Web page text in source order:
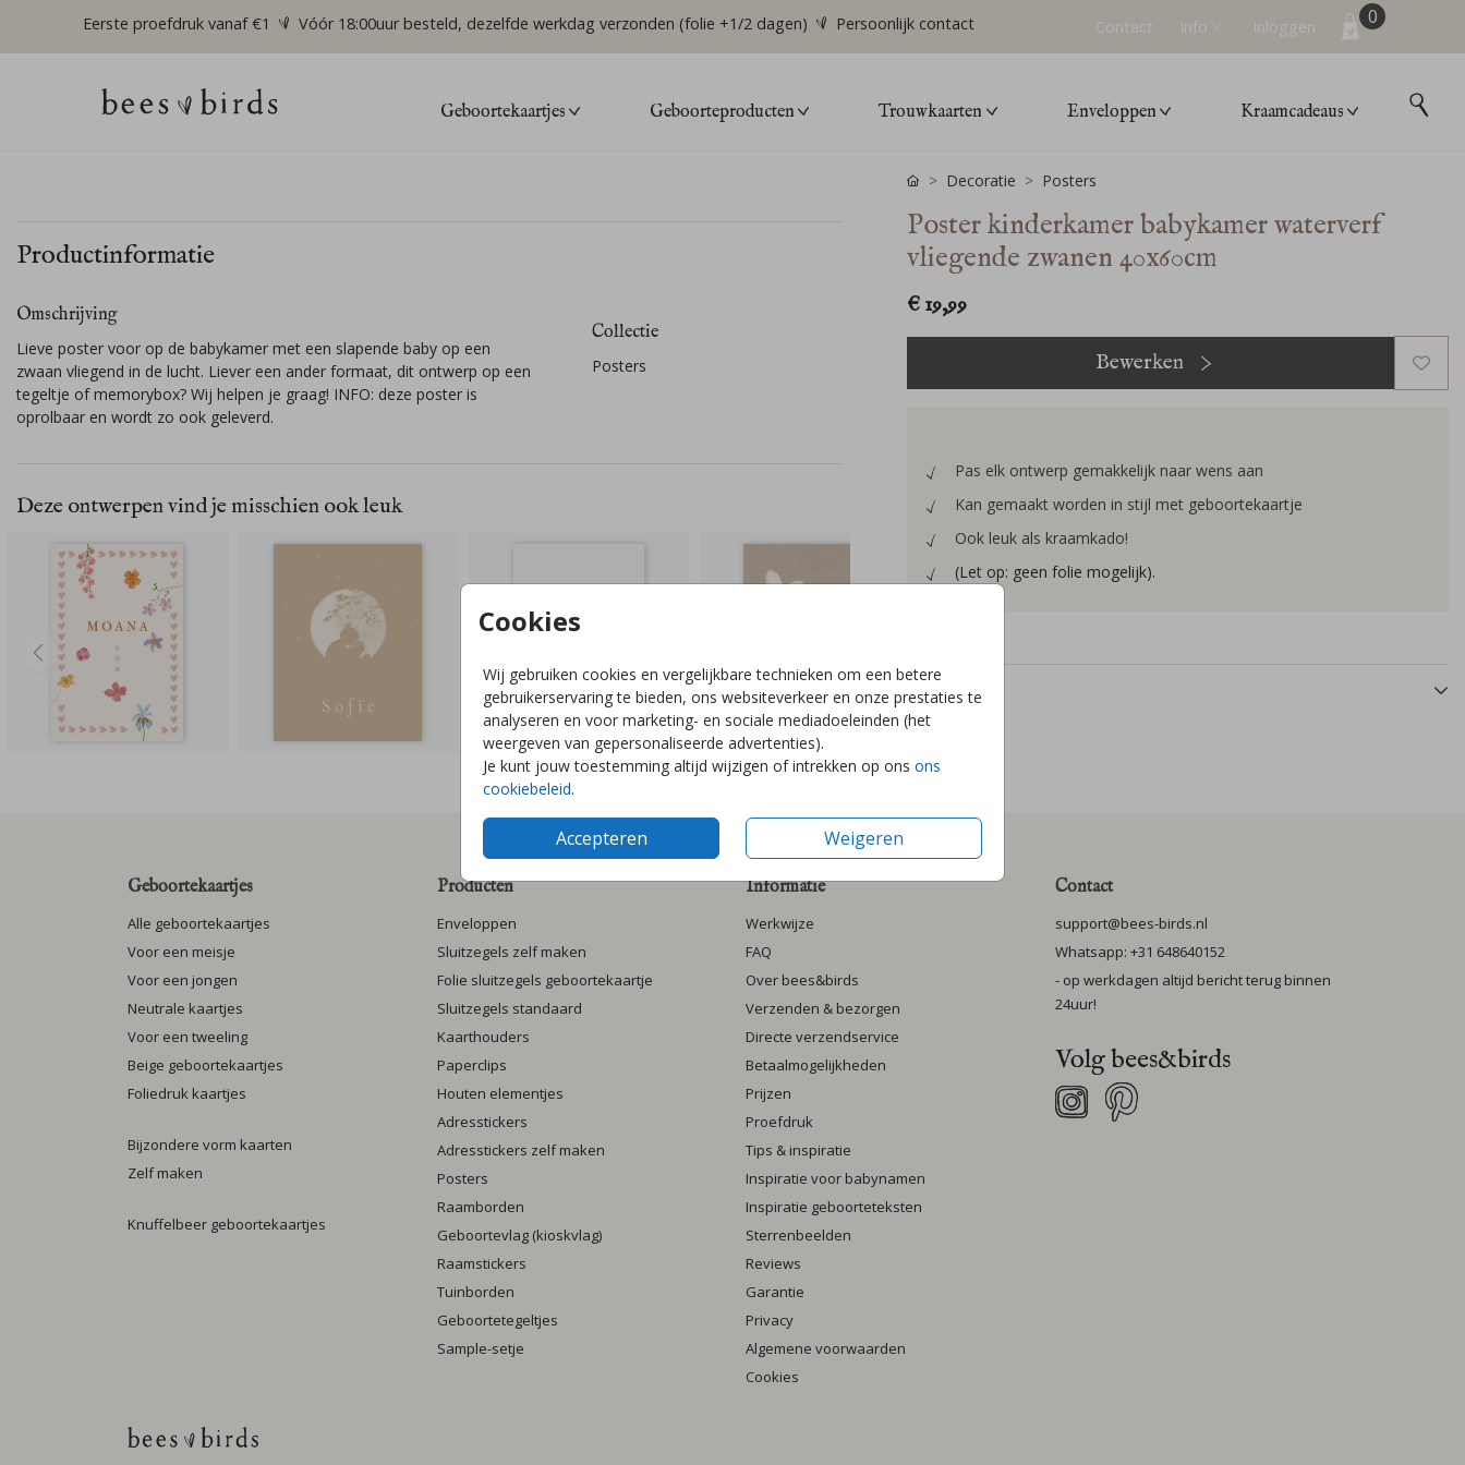
Eerste proefdruk vanaf €1 Vóór 18:00uur besteld, dezelfde werkdag verzonden (folie +1/2 dagen) Persoonlijk contact Contact Info Inloggen 0
Geboortekaartjes Geboorteproducten Trouwkaarten Enveloppen Kraamcadeaus
Cookies
Wij gebruiken cookies en vergelijkbare technieken om een betere
gebruikerservaring te bieden, ons websiteverkeer en onze prestaties te
analyseren en voor marketing- en sociale mediadoeleinden (het
weergeven van gepersonaliseerde advertenties).
Je kunt jouw toestemming altijd wijzigen of intrekken op ons ons
cookiebeleid.
Accepteren Weigeren
Productinformatie
Omschrijving
Lieve poster voor op de babykamer met een slapende baby op een
zwaan vliegend in de lucht. Liever een ander formaat, dit ontwerp op een
tegeltje of memorybox? Wij helpen je graag! INFO: deze poster is
oprolbaar en wordt zo ook geleverd.
Collectie
Posters
Deze ontwerpen vind je misschien ook leuk
Decoratie Posters
Poster kinderkamer babykamer waterverf
vliegende zwanen 40x60cm
€ 19,99
Bewerken
Pas elk ontwerp gemakkelijk naar wens aan
Kan gemaakt worden in stijl met geboortekaartje
Ook leuk als kraamkado!
(Let op: geen folie mogelijk).
Prijzen
Geboortekaartjes
Alle geboortekaartjes
Voor een meisje
Voor een jongen
Neutrale kaartjes
Voor een tweeling
Beige geboortekaartjes
Foliedruk kaartjes
Bijzondere vorm kaarten
Zelf maken
Knuffelbeer geboortekaartjes
Producten
Enveloppen
Sluitzegels zelf maken
Folie sluitzegels geboortekaartje
Sluitzegels standaard
Kaarthouders
Paperclips
Houten elementjes
Adresstickers
Adresstickers zelf maken
Posters
Raamborden
Geboortevlag (kioskvlag)
Raamstickers
Tuinborden
Geboortetegeltjes
Sample-setje
Informatie
Werkwijze
FAQ
Over bees&birds
Verzenden & bezorgen
Directe verzendservice
Betaalmogelijkheden
Prijzen
Proefdruk
Tips & inspiratie
Inspiratie voor babynamen
Inspiratie geboorteteksten
Sterrenbeelden
Reviews
Garantie
Privacy
Algemene voorwaarden
Cookies
Contact
support@bees-birds.nl
Whatsapp: +31 648640152
- op werkdagen altijd bericht terug binnen
24uur!
Volg bees&birds